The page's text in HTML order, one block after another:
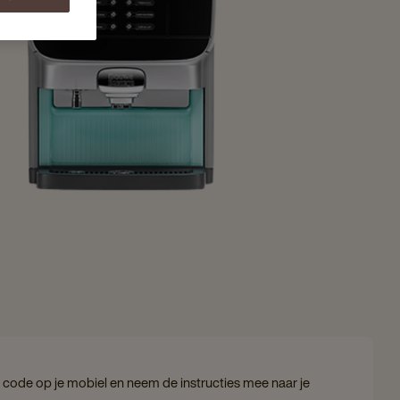
code op je mobiel en neem de instructies mee naar je